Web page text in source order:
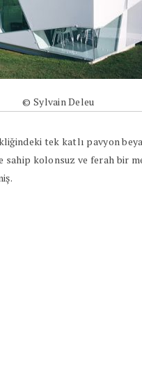
© Sylvain Deleu
tek katlı pavyon
kolonsuz ve ferah bir